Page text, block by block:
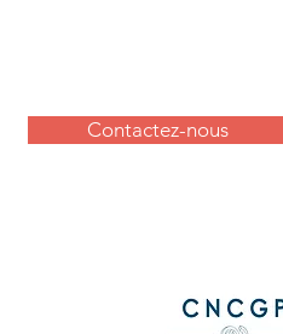
Contactez-nous